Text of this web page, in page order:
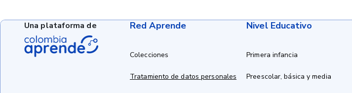
Red Aprende
Colecciones
Tratamiento de datos personales
Nivel Educativo
Primera infancia
Preescolar, básica y media
Una plataforma de